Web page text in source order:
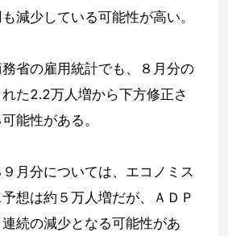
減少している可能性が高い。
省の雇用統計でも、８月分の
た2.2万人増から下方修正さ
能性がある。
月分については、エコノミス
想は約５万人増だが、ＡＤＰ
続の減少となる可能性があ